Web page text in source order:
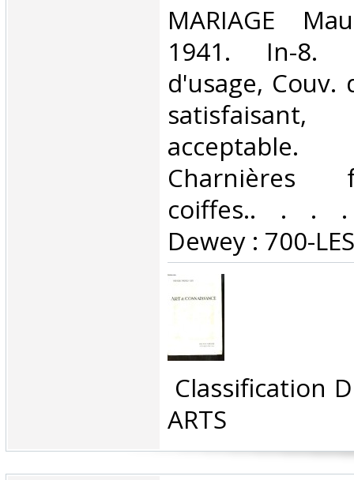
‎MARIAGE
1941. In-8.
d'usage, Couv.
Charnières
coiffes.. . . .
Dewey : 700-
Classification
ARTS‎